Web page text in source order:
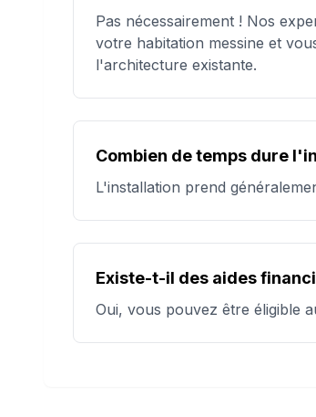
Pas nécessairement ! Nos
votre habitation messine et
l'architecture existante.
Combien de temps dure
L'installation prend
Existe-t-il des aides
Oui, vous pouvez être éligible